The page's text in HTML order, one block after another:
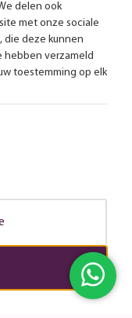
verzendkosten.
delen ook
met onze sociale
die deze kunnen
hebben verzameld
toestemming op elk